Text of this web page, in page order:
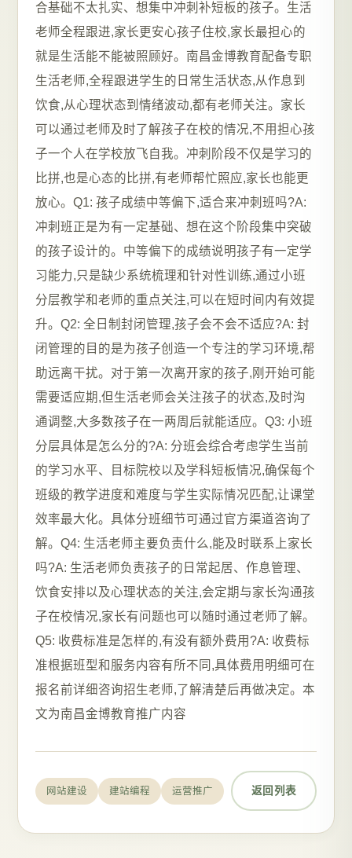
合基础不太扎实、想集中冲刺补短板的孩子。生活
老师全程跟进,家长更安心孩子住校,家长最担心的
就是生活能不能被照顾好。南昌金博教育配备专职
生活老师,全程跟进学生的日常生活状态,从作息到
饮食,从心理状态到情绪波动,都有老师关注。家长
可以通过老师及时了解孩子在校的情况,不用担心孩
子一个人在学校放飞自我。冲刺阶段不仅是学习的
比拼,也是心态的比拼,有老师帮忙照应,家长也能更
放心。Q1: 孩子成绩中等偏下,适合来冲刺班吗?A:
冲刺班正是为有一定基础、想在这个阶段集中突破
的孩子设计的。中等偏下的成绩说明孩子有一定学
习能力,只是缺少系统梳理和针对性训练,通过小班
分层教学和老师的重点关注,可以在短时间内有效提
升。Q2: 全日制封闭管理,孩子会不会不适应?A: 封
闭管理的目的是为孩子创造一个专注的学习环境,帮
助远离干扰。对于第一次离开家的孩子,刚开始可能
需要适应期,但生活老师会关注孩子的状态,及时沟
通调整,大多数孩子在一两周后就能适应。Q3: 小班
分层具体是怎么分的?A: 分班会综合考虑学生当前
的学习水平、目标院校以及学科短板情况,确保每个
班级的教学进度和难度与学生实际情况匹配,让课堂
效率最大化。具体分班细节可通过官方渠道咨询了
解。Q4: 生活老师主要负责什么,能及时联系上家长
吗?A: 生活老师负责孩子的日常起居、作息管理、
饮食安排以及心理状态的关注,会定期与家长沟通孩
子在校情况,家长有问题也可以随时通过老师了解。
Q5: 收费标准是怎样的,有没有额外费用?A: 收费标
准根据班型和服务内容有所不同,具体费用明细可在
报名前详细咨询招生老师,了解清楚后再做决定。本
文为南昌金博教育推广内容
网站建设 建站编程 运营推广 返回列表